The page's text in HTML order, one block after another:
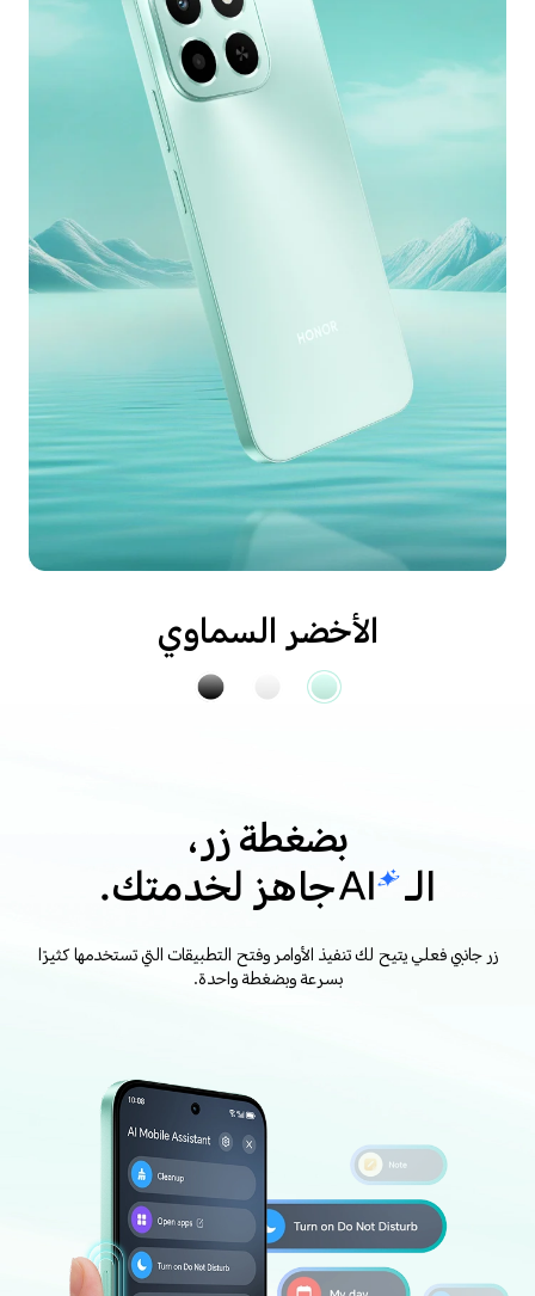
الأخضر السماوي
بضغطة زر،
الـ جاهز لخدمتك.
زر جانبي فعلي يتيح لك تنفيذ الأوامر وفتح التطبيقات التي تستخدمها كثيرًا
بسرعة وبضغطة واحدة.